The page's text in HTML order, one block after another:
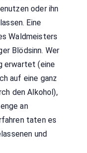
oder ihn
Eine
Waldmeisters
Blödsinn. Wer
erwartet (eine
auf eine ganz
den Alkohol),
an
taten es
und